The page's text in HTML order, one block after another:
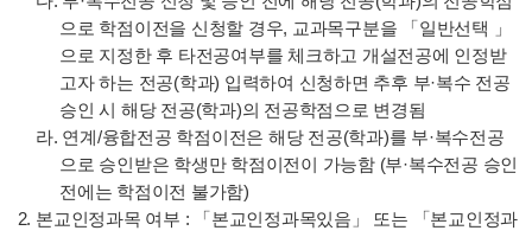
으로 학점이전을 신청할 경우, 교과목구분을 「일반선택 」
으로 지정한 후 타전공여부를 체크하고 개설전공에 인정받
고자 하는 전공(학과) 입력하여 신청하면 추후 부·복수 전공
승인 시 해당 전공(학과)의 전공학점으로 변경됨
라. 연계/융합전공 학점이전은 해당 전공(학과)를 부·복수전공
으로 승인받은 학생만 학점이전이 가능함 (부·복수전공 승인
전에는 학점이전 불가함)
본교인정과목 여부 : 「본교인정과목있음」 또는 「본교인정과